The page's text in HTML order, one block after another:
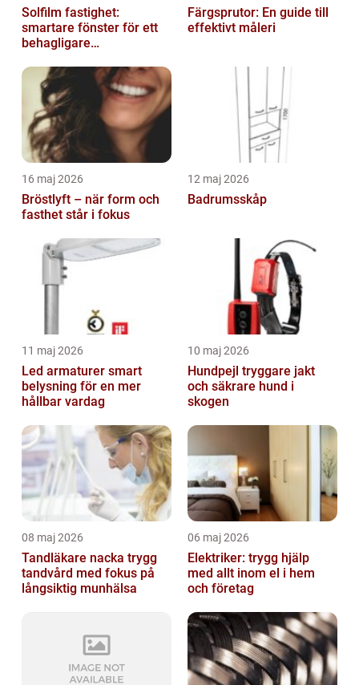
Solfilm fastighet:
smartare fönster för ett
behagligare
Färgsprutor: En guide till
effektivt måleri
16 maj 2026
Bröstlyft – när form och
fasthet står i fokus
12 maj 2026
Badrumsskåp
11 maj 2026
Led armaturer smart
belysning för en mer
hållbar vardag
10 maj 2026
Hundpejl tryggare jakt
och säkrare hund i
skogen
08 maj 2026
Tandläkare nacka trygg
tandvård med fokus på
långsiktig munhälsa
06 maj 2026
Elektriker: trygg hjälp
med allt inom el i hem
och företag